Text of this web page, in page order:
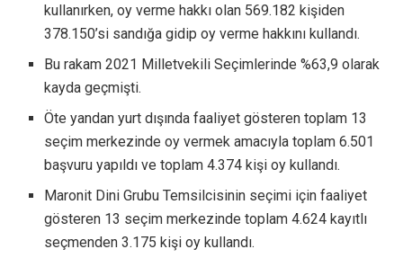
kullanırken, oy verme hakkı olan 569.182 kişiden
378.150’si sandığa gidip oy verme hakkını kullandı.
Bu rakam 2021 Milletvekili Seçimlerinde %63,9 olarak
kayda geçmişti.
Öte yandan yurt dışında faaliyet gösteren toplam 13
seçim merkezinde oy vermek amacıyla toplam 6.501
başvuru yapıldı ve toplam 4.374 kişi oy kullandı.
Maronit Dini Grubu Temsilcisinin seçimi için faaliyet
gösteren 13 seçim merkezinde toplam 4.624 kayıtlı
seçmenden 3.175 kişi oy kullandı.